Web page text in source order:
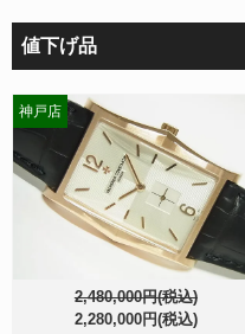
値下げ品
2,480,000円(税込)
2,280,000円(税込)
神戸店